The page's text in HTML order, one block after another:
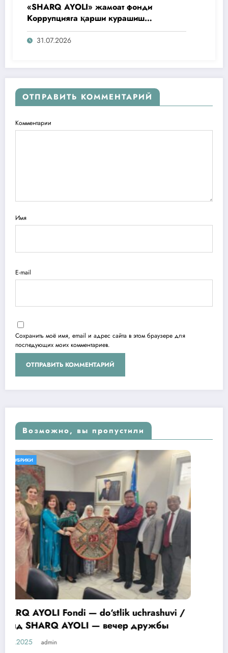
«SHARQ AYOLI» жамоат фонди
Коррупцияга қарши курашиш
агентлигидаги жамоат эшитувида
ташаббусларини тақдим этди
31.07.2026
ОТПРАВИТЬ КОММЕНТАРИЙ
Комментарии
Имя
E-mail
Сохранить моё имя, email и адрес сайта в этом браузере для
последующих моих комментариев.
Возможно, вы пропустили
/
НОВОСТИ
Обмен опытом в сфере
здравоохранения